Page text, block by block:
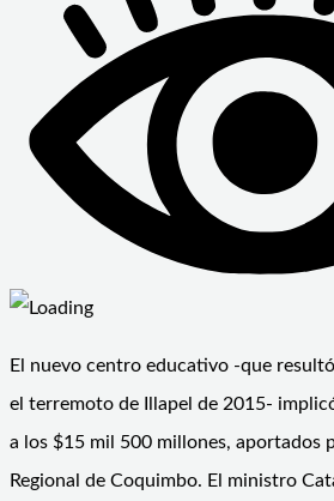
El nuevo centro educativo -que
el terremoto de Illapel de 2015-
a los $15 mil 500 millones, aportados
Regional de Coquimbo. El ministro